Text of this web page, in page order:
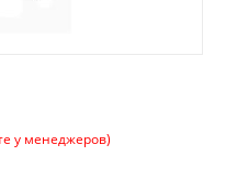
у менеджеров)